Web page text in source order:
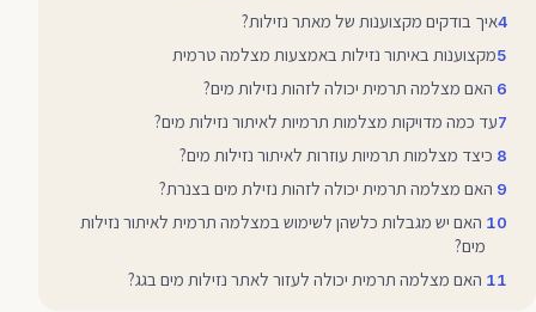
איך בודקים מקצוענות של מאתר נזילות?
מקצוענות באיתור נזילות באמצעות מצלמה טרמית
האם מצלמה תרמית יכולה לזהות נזילות מים?
עד כמה מדויקות מצלמות תרמיות לאיתור נזילות מים?
כיצד מצלמות תרמיות עוזרות לאיתור נזילות מים?
האם מצלמה תרמית יכולה לזהות נזילת מים בצנרת?
האם יש מגבלות כלשהן לשימוש במצלמה תרמית לאיתור נזילות
מים?
האם מצלמה תרמית יכולה לעזור לאתר נזילות מים בגג?